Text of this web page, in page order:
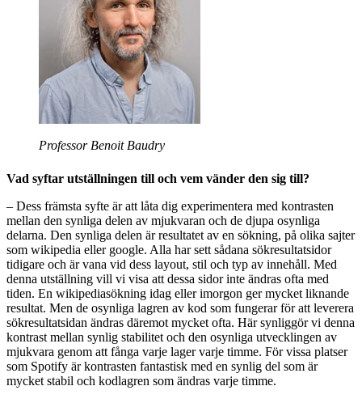
Professor Benoit Baudry
Vad syftar utställningen till och vem vänder den sig till?
– Dess främsta syfte är att låta dig experimentera med kontrasten
mellan den synliga delen av mjukvaran och de djupa osynliga
delarna. Den synliga delen är resultatet av en sökning, på olika sajter
som wikipedia eller google. Alla har sett sådana sökresultatsidor
tidigare och är vana vid dess layout, stil och typ av innehåll. Med
denna utställning vill vi visa att dessa sidor inte ändras ofta med
tiden. En wikipediasökning idag eller imorgon ger mycket liknande
resultat. Men de osynliga lagren av kod som fungerar för att leverera
sökresultatsidan ändras däremot mycket ofta. Här synliggör vi denna
kontrast mellan synlig stabilitet och den osynliga utvecklingen av
mjukvara genom att fånga varje lager varje timme. För vissa platser
som Spotify är kontrasten fantastisk med en synlig del som är
mycket stabil och kodlagren som ändras varje timme.